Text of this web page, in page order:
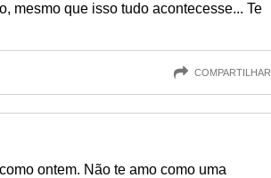
mesmo que isso tudo acontecesse... Te
COMPARTILHAR
ontem. Não te amo como uma